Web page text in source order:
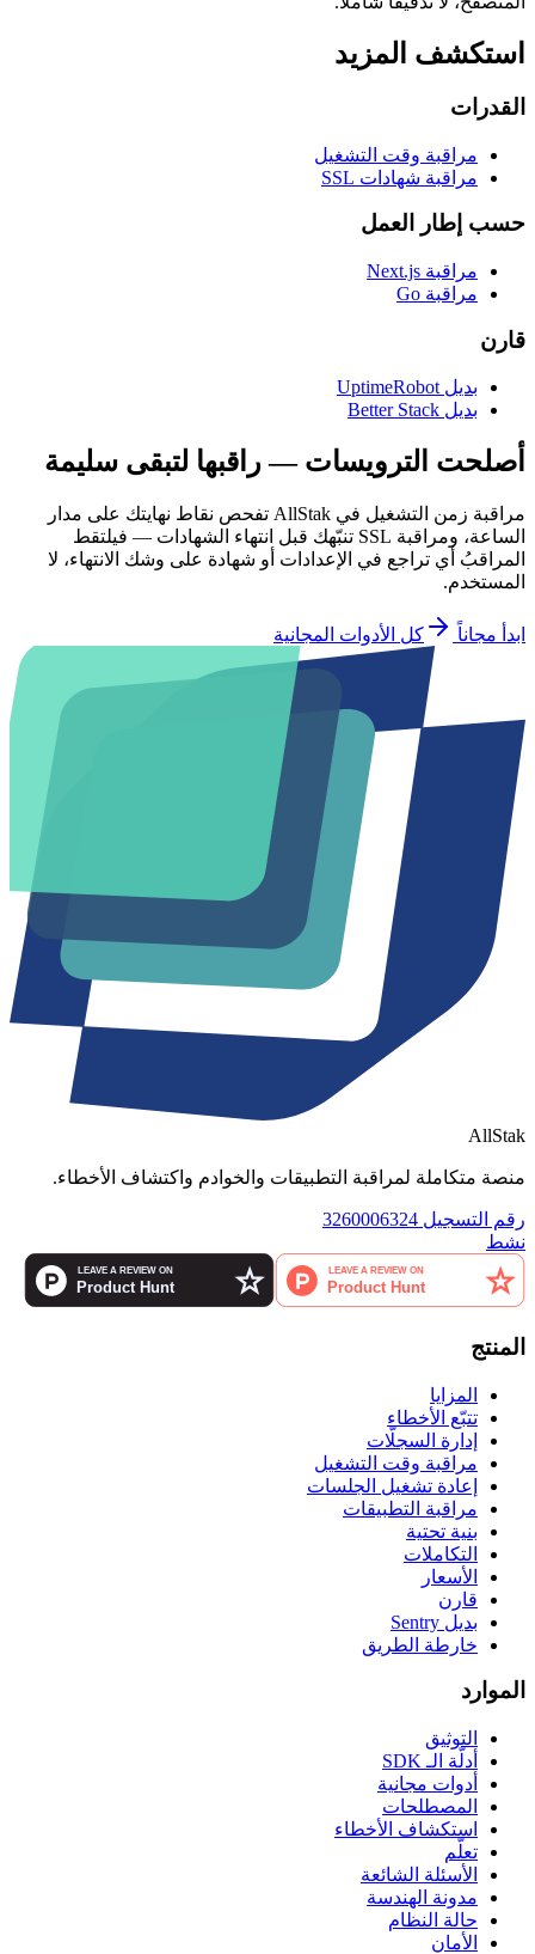
استكشف المزيد
القدرات
مراقبة وقت التشغيل
مراقبة شهادات SSL
حسب إطار العمل
مراقبة Next.js
مراقبة Go
قارن
بديل UptimeRobot
بديل Better Stack
أصلحت الترويسات — راقبها لتبقى سليمة
مراقبة زمن التشغيل في AllStak تفحص نقاط نهايتك على مدار
الساعة، ومراقبة SSL تنبّهك قبل انتهاء الشهادات — فيلتقط
المراقبُ أي تراجع في الإعدادات أو شهادة على وشك الانتهاء، لا
المستخدم.
ابدأ مجاناً كل الأدوات المجانية
AllStak
منصة متكاملة لمراقبة التطبيقات والخوادم واكتشاف الأخطاء.
رقم التسجيل 3260006324
نشط
المنتج
المزايا
تتبّع الأخطاء
إدارة السجلّات
مراقبة وقت التشغيل
إعادة تشغيل الجلسات
مراقبة التطبيقات
بنية تحتية
التكاملات
الأسعار
قارن
بديل Sentry
خارطة الطريق
الموارد
التوثيق
أدلّة الـ SDK
أدوات مجانية
المصطلحات
استكشاف الأخطاء
تعلّم
الأسئلة الشائعة
مدونة الهندسة
حالة النظام
الأمان